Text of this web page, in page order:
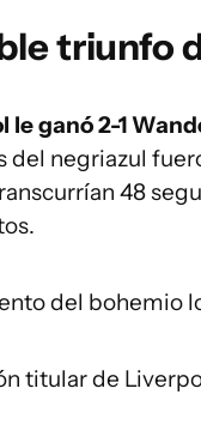
triunfo
le ganó 2-1
del negriazul
48
del bohemio
titular de